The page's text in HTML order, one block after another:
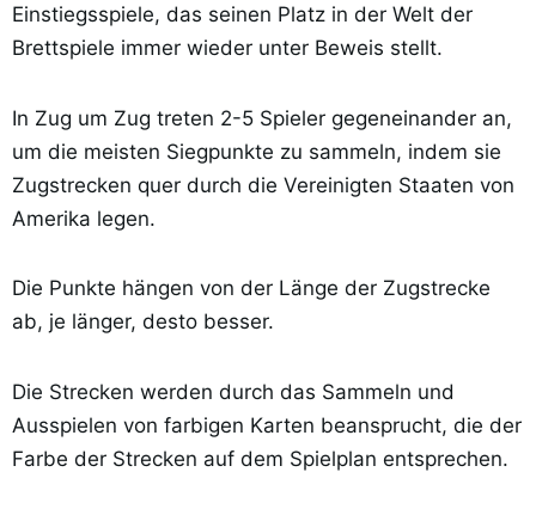
Einstiegsspiele, das seinen Platz in der Welt der
Brettspiele immer wieder unter Beweis stellt.
In Zug um Zug treten 2-5 Spieler gegeneinander an,
um die meisten Siegpunkte zu sammeln, indem sie
Zugstrecken quer durch die Vereinigten Staaten von
Amerika legen.
Die Punkte hängen von der Länge der Zugstrecke
ab, je länger, desto besser.
Die Strecken werden durch das Sammeln und
Ausspielen von farbigen Karten beansprucht, die der
Farbe der Strecken auf dem Spielplan entsprechen.